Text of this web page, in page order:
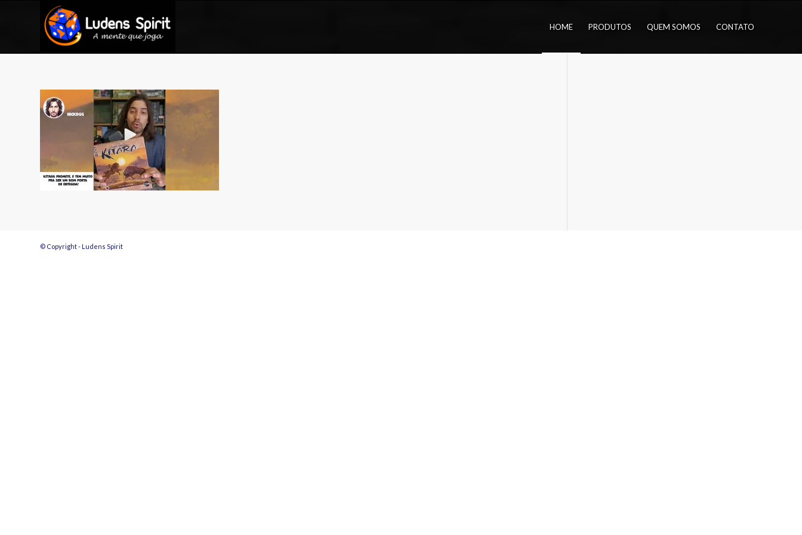
HOME PRODUTOS QUEM SOMOS CONTATO
© Copyright - Ludens Spirit